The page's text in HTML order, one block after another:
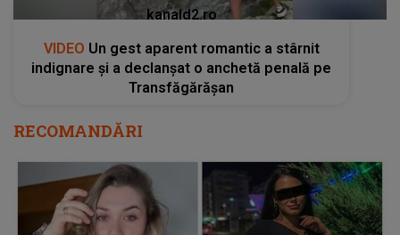
kanald2.ro
VIDEO Un gest aparent romantic a stârnit
indignare și a declanșat o anchetă penală pe
Transfăgărășan
RECOMANDĂRI